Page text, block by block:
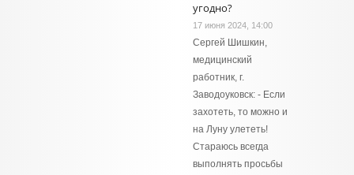
угодно?
17 июня 2024, 14:00
Сергей Шишкин,
медицинский
работник, г.
Заводоуковск: - Если
захотеть, то можно и
на Луну улететь!
Стараюсь всегда
выполнять просьбы